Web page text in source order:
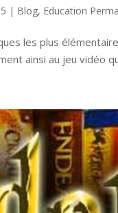
| Blog, Education
les plus
ainsi au jeu vidéo